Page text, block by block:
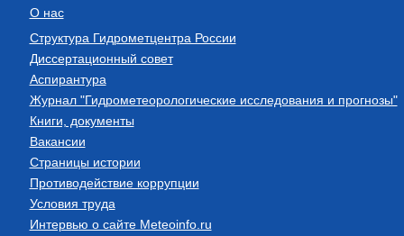
О нас
Структура Гидрометцентра России
Диссертационный совет
Аспирантура
Журнал "Гидрометеорологические исследования и прогнозы"
Книги, документы
Вакансии
Страницы истории
Противодействие коррупции
Условия труда
Интервью о сайте Meteoinfo.ru